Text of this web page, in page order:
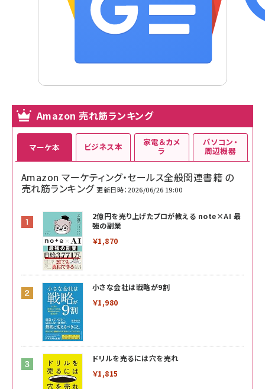
Amazon 売れ筋ランキング
マーケ本
Amazon マーケティング・セールス全般関連書籍 の
売れ筋ランキング 更新日時：2026/06/26 19:00
2億円を売り上げたプロが教える note×AI 最
強の副業
￥1,870
小さな会社は戦略が9割
￥1,980
ドリルを売るには穴を売れ
￥1,815
ビジネス本 家電＆カメ
ラ
パソコン・
周辺機器